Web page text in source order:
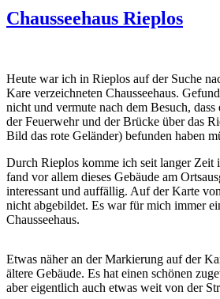
Chausseehaus Rieplos
Heute war ich in Rieplos auf der Suche
Kare verzeichneten Chausseehaus.
nicht und vermute nach dem Besuch,
der Feuerwehr und der Brücke über das
Bild das rote Geländer) befunden haben
Durch Rieplos komme ich seit langer Zeit
fand vor allem dieses Gebäude am
interessant und auffällig. Auf der Karte
nicht abgebildet. Es war für mich immer
Chausseehaus.
Etwas näher an der Markierung auf der
ältere Gebäude. Es hat einen schönen
aber eigentlich auch etwas weit von der